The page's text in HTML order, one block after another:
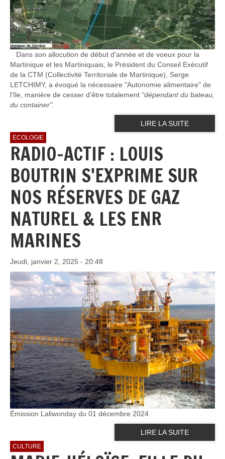
Dans son allocution de début d'année et de voeux pour la
Martinique et les Martiniquais, le Président du Conseil Exécutif
de la CTM (Collectivité Territoriale de Martinique), Serge
LETCHIMY, a évoqué la nécessaire "Autonomie alimentaire" de
l'île, manière de cesser d'être totalement "dépendant du bateau,
du container".
LIRE LA SUITE
ECOLOGIE
RADIO-ACTIF : LOUIS
BOUTRIN S'EXPRIME SUR
NOS RÉSERVES DE GAZ
NATUREL & LES ENR
MARINES
Jeudi, janvier 2, 2025 - 20:48
Émission Laliwonday du 01 décembre 2024
LIRE LA SUITE
CULTURE